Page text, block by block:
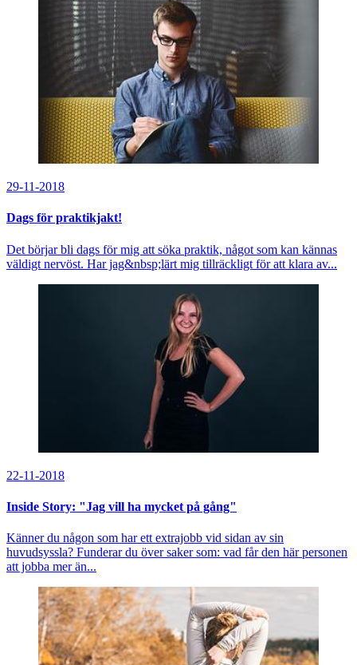
29-11-2018
Dags för praktikjakt!
Det börjar bli dags för mig att söka praktik, något som kan kännas
väldigt nervöst. Har jag&nbsp;lärt mig tillräckligt för att klara av...
22-11-2018
Inside Story: "Jag vill ha mycket på gång"
Känner du någon som har ett extrajobb vid sidan av sin
huvudsyssla? Funderar du över saker som: vad får den här personen
att jobba mer än...